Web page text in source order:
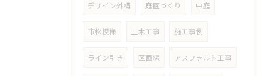
デザイン外構 庭園づくり 中庭
市松模様 土木工事 施工事例
ライン引き 区画線 アスファルト工事